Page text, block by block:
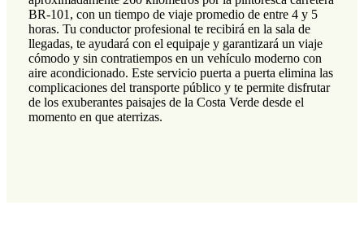
BR-101, con un tiempo de viaje promedio de entre 4 y 5
horas. Tu conductor profesional te recibirá en la sala de
llegadas, te ayudará con el equipaje y garantizará un viaje
cómodo y sin contratiempos en un vehículo moderno con
aire acondicionado. Este servicio puerta a puerta elimina las
complicaciones del transporte público y te permite disfrutar
de los exuberantes paisajes de la Costa Verde desde el
momento en que aterrizas.